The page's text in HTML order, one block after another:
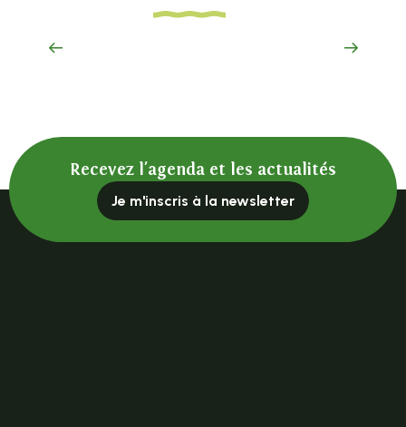
Recevez l'agenda et les actualités
Je m'inscris à la newsletter